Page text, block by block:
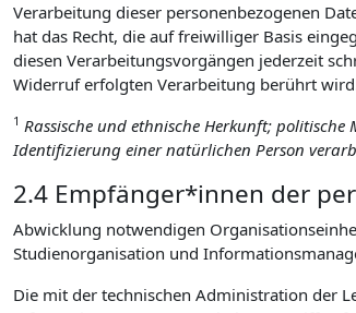
Verarbeitung dieser personenbezogenen
hat das Recht, die auf freiwilliger Basis
diesen Verarbeitungsvorgängen jederzeit
Widerruf erfolgten Verarbeitung berührt
1 Rassische und ethnische Herkunft;
Identifizierung einer natürlichen Person
2.4 Empfänger*innen der
Abwicklung notwendigen
Studienorganisation und
Die mit der technischen Administration der